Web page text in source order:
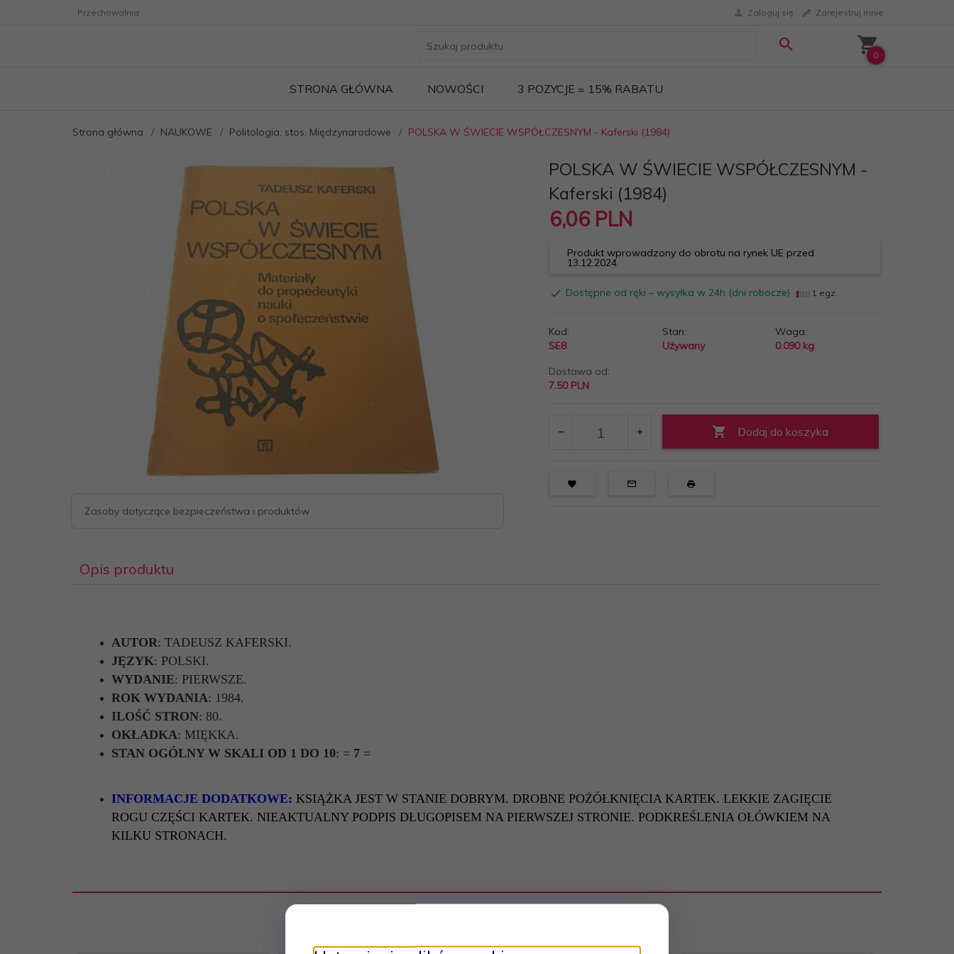
Przechowalnia Zaloguj się Zarejestruj mnie
0
STRONA GŁÓWNA NOWOŚCI 3 POZYCJE = 15% RABATU
Strona główna NAUKOWE Politologia, stos. Międzynarodowe POLSKA W ŚWIECIE WSPÓŁCZESNYM - Kaferski (1984)
Zasoby dotyczące bezpieczeństwa i produktów
POLSKA W ŚWIECIE WSPÓŁCZESNYM -
Kaferski (1984)
6,06 PLN
Produkt wprowadzony do obrotu na rynek UE przed
13.12.2024.
Dostępne od ręki – wysyłka w 24h (dni robocze) 1 egz.
Kod:
SE8
Stan:
Używany
Waga:
0.090 kg
Dostawa od:
7.50 PLN
Dodaj do koszyka
Opis produktu
AUTOR: TADEUSZ KAFERSKI.
JĘZYK: POLSKI.
WYDANIE: PIERWSZE.
ROK WYDANIA: 1984.
ILOŚĆ STRON: 80.
OKŁADKA: MIĘKKA.
STAN OGÓLNY W SKALI OD 1 DO 10: = 7 =
INFORMACJE DODATKOWE: KSIĄŻKA JEST W STANIE DOBRYM. DROBNE POŻÓŁKNIĘCIA KARTEK. LEKKIE ZAGIĘCIE
ROGU CZĘŚCI KARTEK. NIEAKTUALNY PODPIS DŁUGOPISEM NA PIERWSZEJ STRONIE. PODKREŚLENIA OŁÓWKIEM NA
KILKU STRONACH.